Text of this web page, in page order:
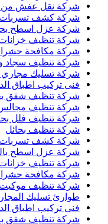
شركة نقل عفش من
شركة كشف تسربات
شركة عزل اسطح
شركة تنظيف خزانات
شركة مكافحة
شركة تنظيف سجاد
شركة تسليك مجاري
فنى تركيب اطباق
شركة تنظيف شقق
شركة تنظيف مجالس
شركة تنظيف فلل
شركة تنظيف بحائل
شركة كشف تسربات
شركة عزل اسطح
شركة تنظيف خزانات
شركة مكافحة
شركة تنظيف موكيت
طوارئ تسليك
فنى تركيب اطباق
شركة تنظيف شقق